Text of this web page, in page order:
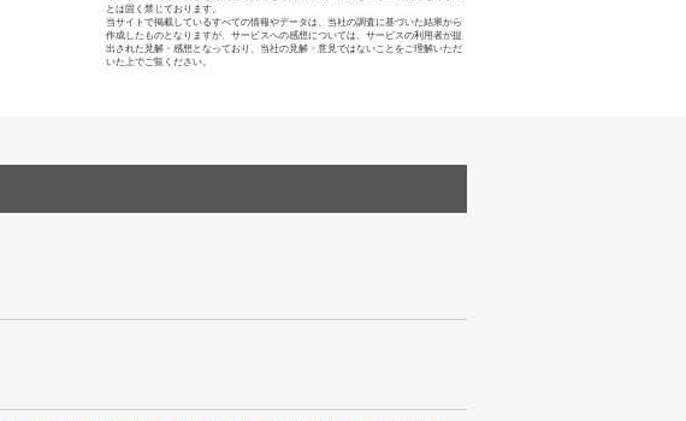
とは固く禁じております。
当サイトで掲載しているすべての情報やデータは、当社の調査に基づいた結果から
作成したものとなりますが、サービスへの感想については、サービスの利用者が提
出された見解・感想となっており、当社の見解・意見ではないことをご理解いただ
いた上でご覧ください。